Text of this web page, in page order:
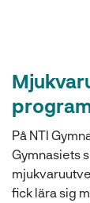
På NTI
Gymnasiets
fick lära sig